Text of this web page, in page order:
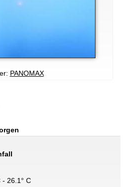
PANOMAX
- 26.1° C